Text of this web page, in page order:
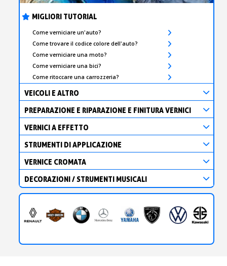
MIGLIORI TUTORIAL
Come verniciare un'auto?
Come trovare il codice colore dell'auto?
Come verniciare una moto?
Come verniciare una bici?
Come ritoccare una carrozzeria?
VEICOLI E ALTRO
PREPARAZIONE E RIPARAZIONE E FINITURA VERNICI
VERNICI A EFFETTO
STRUMENTI DI APPLICAZIONE
VERNICE CROMATA
DECORAZIONI / STRUMENTI MUSICALI